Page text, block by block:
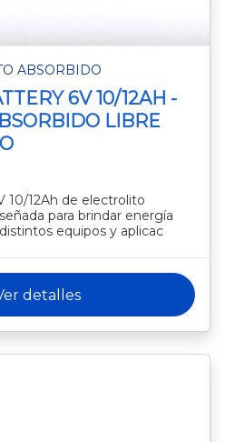
ABSORBIDO
6V 10/12AH -
LIBRE
10/12Ah de electrolito
para brindar energía
equipos y aplicac
detalles